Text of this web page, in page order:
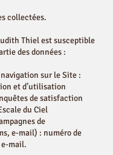
collectées.
Thiel est susceptible
des données :
sur le Site :
et d’utilisation
de satisfaction
du Ciel
de
e-mail) : numéro de
mail.